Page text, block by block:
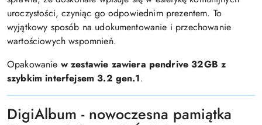
uroczystości, czyniąc go odpowiednim prezentem. To
wyjątkowy sposób na udokumentowanie i przechowanie
wartościowych wspomnień.
Opakowanie w zestawie zawiera pendrive 32GB z
szybkim interfejsem 3.2 gen.1.
DigiAlbum - nowoczesna pamiątka